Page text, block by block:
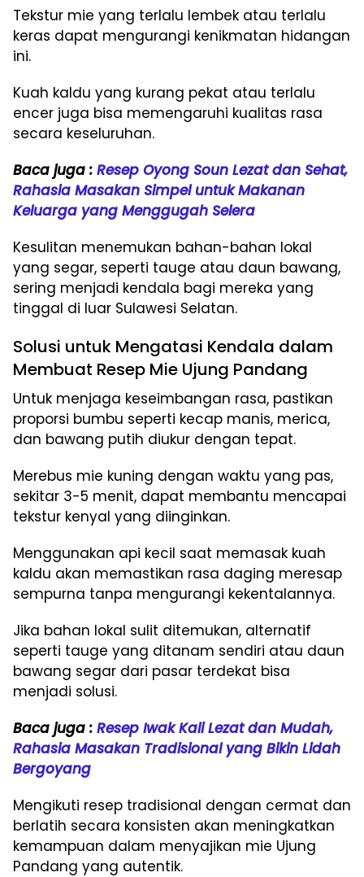
Tekstur mie yang terlalu lembek atau terlalu
keras dapat mengurangi kenikmatan hidangan
ini.
Kuah kaldu yang kurang pekat atau terlalu
encer juga bisa memengaruhi kualitas rasa
secara keseluruhan.
Baca juga : Resep Oyong Soun Lezat dan Sehat,
Rahasia Masakan Simpel untuk Makanan
Keluarga yang Menggugah Selera
Kesulitan menemukan bahan-bahan lokal
yang segar, seperti tauge atau daun bawang,
sering menjadi kendala bagi mereka yang
tinggal di luar Sulawesi Selatan.
Solusi untuk Mengatasi Kendala dalam
Membuat Resep Mie Ujung Pandang
Untuk menjaga keseimbangan rasa, pastikan
proporsi bumbu seperti kecap manis, merica,
dan bawang putih diukur dengan tepat.
Merebus mie kuning dengan waktu yang pas,
sekitar 3-5 menit, dapat membantu mencapai
tekstur kenyal yang diinginkan.
Menggunakan api kecil saat memasak kuah
kaldu akan memastikan rasa daging meresap
sempurna tanpa mengurangi kekentalannya.
Jika bahan lokal sulit ditemukan, alternatif
seperti tauge yang ditanam sendiri atau daun
bawang segar dari pasar terdekat bisa
menjadi solusi.
Baca juga : Resep Iwak Kali Lezat dan Mudah,
Rahasia Masakan Tradisional yang Bikin Lidah
Bergoyang
Mengikuti resep tradisional dengan cermat dan
berlatih secara konsisten akan meningkatkan
kemampuan dalam menyajikan mie Ujung
Pandang yang autentik.